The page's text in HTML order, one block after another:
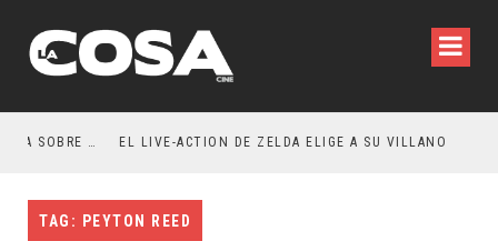
RESEÑA LA INVITACIÓN: OLIVIA WILDE REFLEXIONA SOBRE LA VIDA CONYUGAL EL LIVE-ACTION DE ZELDA ELIGE A SU VILLANO
TAG: PEYTON REED